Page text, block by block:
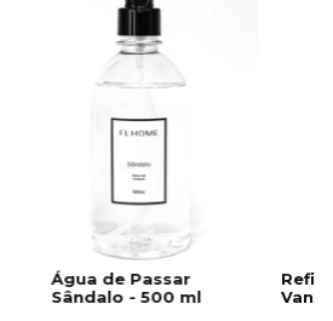
Água de Passar
Sândalo - 500 ml
Refil